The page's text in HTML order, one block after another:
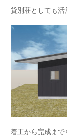
貸別荘としても活
着工から完成まで